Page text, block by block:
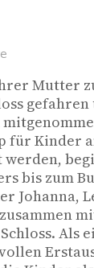
Mutter
für Kinder
werden,
bis zum
Johanna,
Als